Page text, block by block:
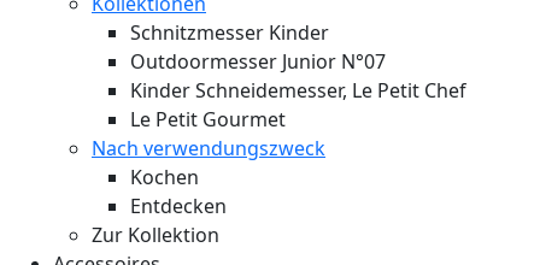
Schnitzmesser Kinder
Outdoormesser Junior N°07
Kinder Schneidemesser, Le Petit Chef
Le Petit Gourmet
Nach verwendungszweck
Kochen
Entdecken
Zur Kollektion